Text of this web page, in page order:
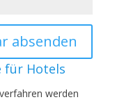
für Hotels
werden